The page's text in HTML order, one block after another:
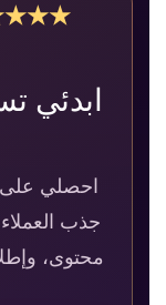
ابدئي
احصلي
جذب
محتوى،